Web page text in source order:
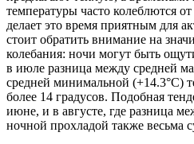
температуры часто колеблются
делает это время приятным для
стоит обратить внимание на
колебания: ночи могут быть
в июле разница между средней
средней минимальной (+14.3°C)
более 14 градусов. Подобная
июне, и в августе, где разница
ночной прохладой также весьма